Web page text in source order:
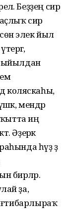
Беҙҙең сир
сир
элек йыл
коляскаһы,
мендәр
иң
Әҙерәк
һүҙ ҙә
бирәләр.
ҙа,
иғтибарлыраҡ